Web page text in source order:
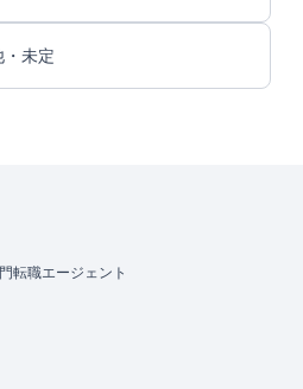
・未定
転職エージェント